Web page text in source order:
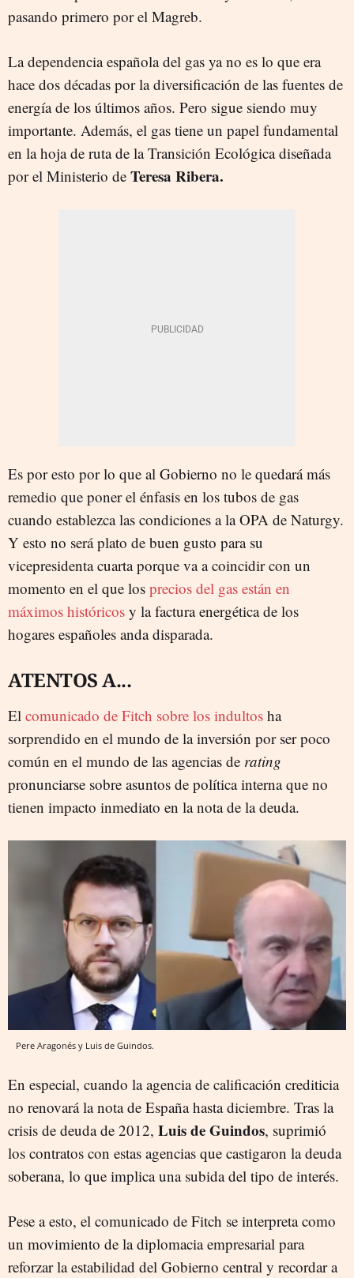
pasando primero por el Magreb.
La dependencia española del gas ya no es lo que era
hace dos décadas por la diversificación de las fuentes de
energía de los últimos años. Pero sigue siendo muy
importante. Además, el gas tiene un papel fundamental
en la hoja de ruta de la Transición Ecológica diseñada
por el Ministerio de Teresa Ribera.
Es por esto por lo que al Gobierno no le quedará más
remedio que poner el énfasis en los tubos de gas
cuando establezca las condiciones a la OPA de Naturgy.
Y esto no será plato de buen gusto para su
vicepresidenta cuarta porque va a coincidir con un
momento en el que los precios del gas están en
máximos históricos y la factura energética de los
hogares españoles anda disparada.
ATENTOS A...
El comunicado de Fitch sobre los indultos ha
sorprendido en el mundo de la inversión por ser poco
común en el mundo de las agencias de rating
pronunciarse sobre asuntos de política interna que no
tienen impacto inmediato en la nota de la deuda.
Pere Aragonés y Luis de Guindos.
En especial, cuando la agencia de calificación crediticia
no renovará la nota de España hasta diciembre. Tras la
crisis de deuda de 2012, Luis de Guindos, suprimió
los contratos con estas agencias que castigaron la deuda
soberana, lo que implica una subida del tipo de interés.
Pese a esto, el comunicado de Fitch se interpreta como
un movimiento de la diplomacia empresarial para
reforzar la estabilidad del Gobierno central y recordar a